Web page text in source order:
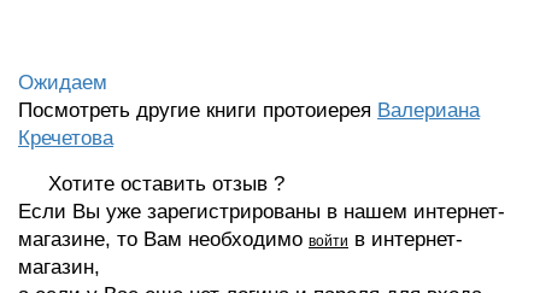
Ожидаем
Посмотреть другие книги протоиерея Валериана
Кречетова
Хотите оставить отзыв ?
Если Вы уже зарегистрированы в нашем интернет-
магазине, то Вам необходимо войти в интернет-
магазин,